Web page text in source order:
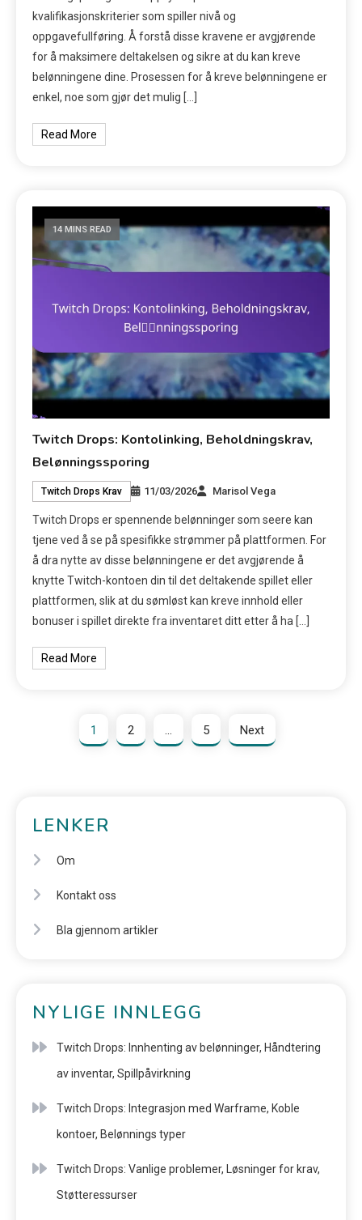
kvalifikasjonskriterier som spiller nivå og
oppgavefullføring. Å forstå disse kravene er avgjørende
for å maksimere deltakelsen og sikre at du kan kreve
belønningene dine. Prosessen for å kreve belønningene er
enkel, noe som gjør det mulig […]
Read More
14 MINS READ
Twitch Drops: Kontolinking, Beholdningskrav,
Belønningssporing
Twitch Drops Krav 11/03/2026 Marisol Vega
Twitch Drops er spennende belønninger som seere kan
tjene ved å se på spesifikke strømmer på plattformen. For
å dra nytte av disse belønningene er det avgjørende å
knytte Twitch-kontoen din til det deltakende spillet eller
plattformen, slik at du sømløst kan kreve innhold eller
bonuser i spillet direkte fra inventaret ditt etter å ha […]
Read More
1 2 … 5 Next
LENKER
Om
Kontakt oss
Bla gjennom artikler
NYLIGE INNLEGG
Twitch Drops: Innhenting av belønninger, Håndtering
av inventar, Spillpåvirkning
Twitch Drops: Integrasjon med Warframe, Koble
kontoer, Belønnings typer
Twitch Drops: Vanlige problemer, Løsninger for krav,
Støtteressurser